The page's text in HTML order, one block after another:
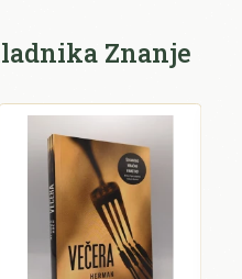
Znanje